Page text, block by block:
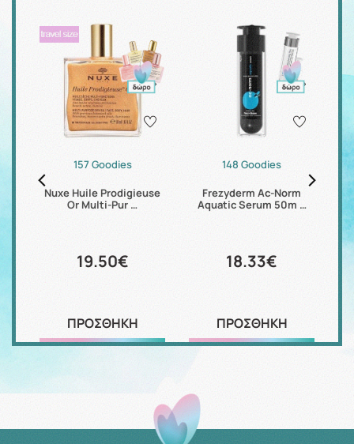
157 Goodies
Nuxe Huile Prodigieuse
Or Multi-Pur …
19.50€
ΠΡΟΣΘΗΚΗ
148 Goodies
Frezyderm Ac-Norm
Aquatic Serum 50m …
18.33€
ΠΡΟΣΘΗΚΗ